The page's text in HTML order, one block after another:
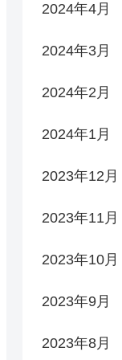
2024年4月
2024年3月
2024年2月
2024年1月
2023年12月
2023年11月
2023年10月
2023年9月
2023年8月